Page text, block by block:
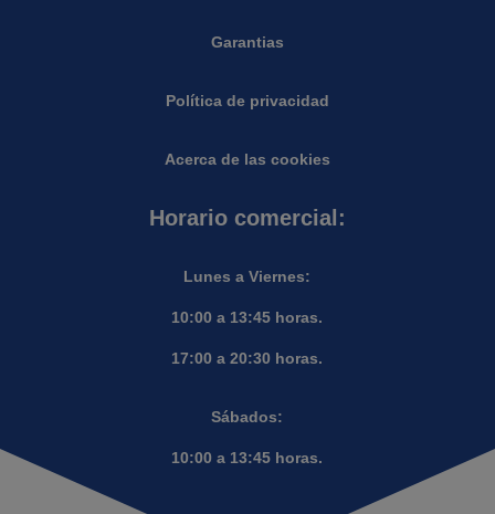
Garantias
Política de privacidad
Acerca de las cookies
Horario comercial:
Lunes a Viernes:
10:00 a 13:45 horas.
17:00 a 20:30 horas.
Sábados:
10:00 a 13:45 horas.